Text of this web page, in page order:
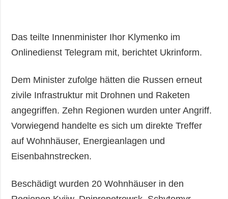
Das teilte Innenminister Ihor Klymenko im
Onlinedienst Telegram mit, berichtet Ukrinform.
Dem Minister zufolge hätten die Russen erneut
zivile Infrastruktur mit Drohnen und Raketen
angegriffen. Zehn Regionen wurden unter Angriff.
Vorwiegend handelte es sich um direkte Treffer
auf Wohnhäuser, Energieanlagen und
Eisenbahnstrecken.
Beschädigt wurden 20 Wohnhäuser in den